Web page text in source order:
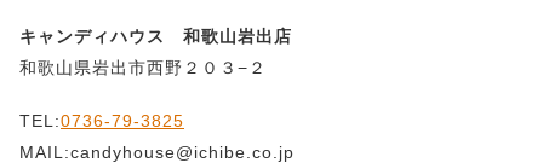
キャンディハウス 和歌山岩出店
和歌山県岩出市西野２０３−２
TEL:0736-79-3825
MAIL:candyhouse@ichibe.co.jp